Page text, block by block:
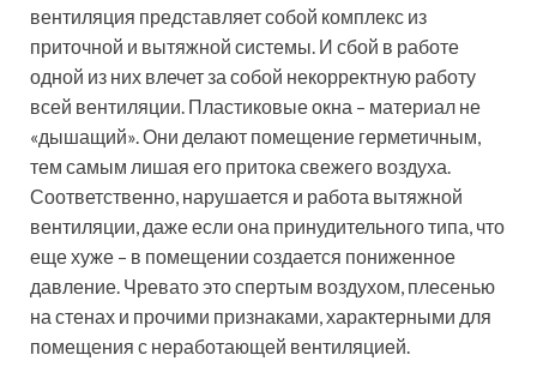
вентиляция представляет собой комплекс из
приточной и вытяжной системы. И сбой в работе
одной из них влечет за собой некорректную работу
всей вентиляции. Пластиковые окна – материал не
«дышащий». Они делают помещение герметичным,
тем самым лишая его притока свежего воздуха.
Соответственно, нарушается и работа вытяжной
вентиляции, даже если она принудительного типа, что
еще хуже – в помещении создается пониженное
давление. Чревато это спертым воздухом, плесенью
на стенах и прочими признаками, характерными для
помещения с неработающей вентиляцией.